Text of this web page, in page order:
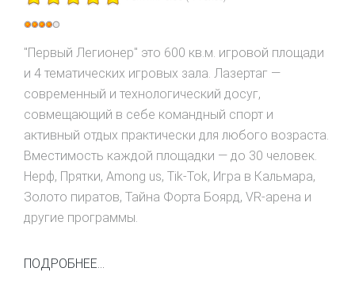
Рейтинг:
4/
"Первый Легионер" это 600 кв.м. игровой площади
и 4 тематических игровых зала. Лазертаг —
современный и технологический досуг,
совмещающий в себе командный спорт и
активный отдых практически для любого возраста.
Вместимость каждой площадки — до 30 человек.
Нерф, Прятки, Among us, Tik-Tok, Игра в Кальмара,
Золото пиратов, Тайна Форта Боярд, VR-арена и
другие программы.
ПОДРОБНЕЕ...